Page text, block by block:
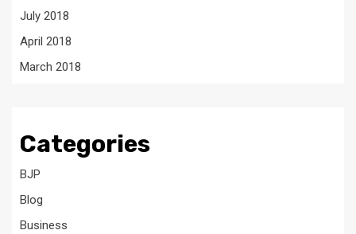
July 2018
April 2018
March 2018
Categories
BJP
Blog
Business